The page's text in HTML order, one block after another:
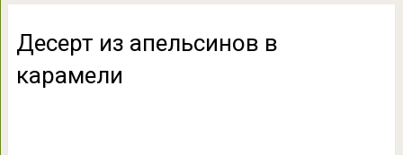
Десерт из апельсинов в
карамели